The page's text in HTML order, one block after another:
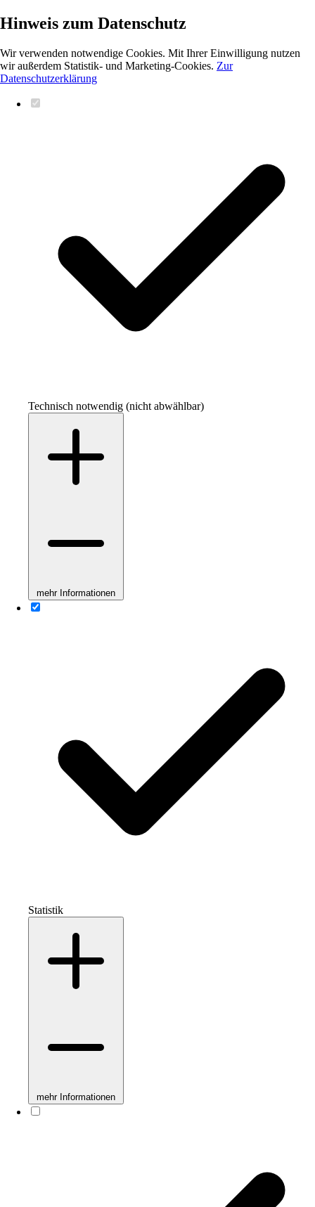
Hinweis zum Datenschutz
Wir verwenden notwendige Cookies. Mit Ihrer Einwilligung nutzen
wir außerdem Statistik- und Marketing-Cookies. Zur
Datenschutzerklärung
Technisch notwendig (nicht abwählbar)
mehr Informationen
Statistik
mehr Informationen